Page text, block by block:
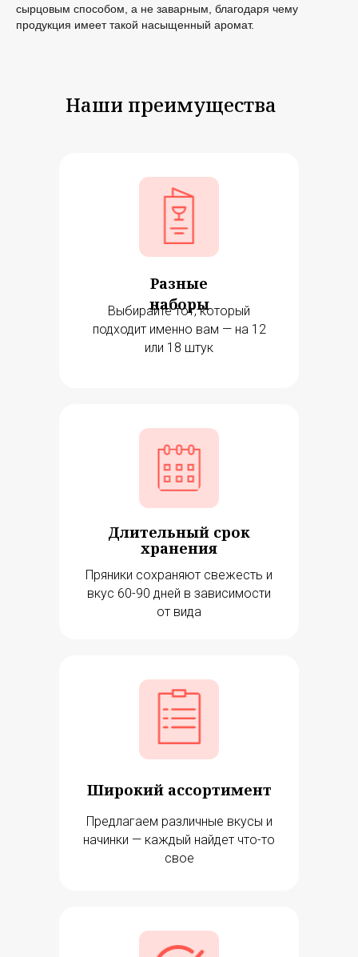
сырцовым способом, а не заварным, благодаря чему
продукция имеет такой насыщенный аромат.
Предлагаем различные вкусы и
начинки — каждый найдет что-то
свое
Широкий ассортимент
Пряники сохраняют свежесть и
вкус 60-90 дней в зависимости
от вида
Длительный срок
хранения
Выбирайте тот, который
подходит именно вам — на 12
или 18 штук
Разные
наборы
Наши преимущества